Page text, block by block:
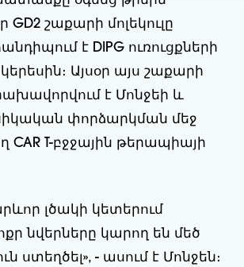
GD2 շաքարի մոլեկուլը
է DIPG ուռուցքների
Այսօր այս շաքարի
է Մոնջեի և
փորձարկման մեջ
CAR T-բջջային թերապիայի
լծակի կետերում
նվերները կարող են մեծ
ստեղծել», - ասում է Մոնջեն։